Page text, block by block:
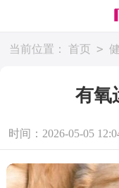
当前位置： 首页 >
有氧
时间：2026-05-05